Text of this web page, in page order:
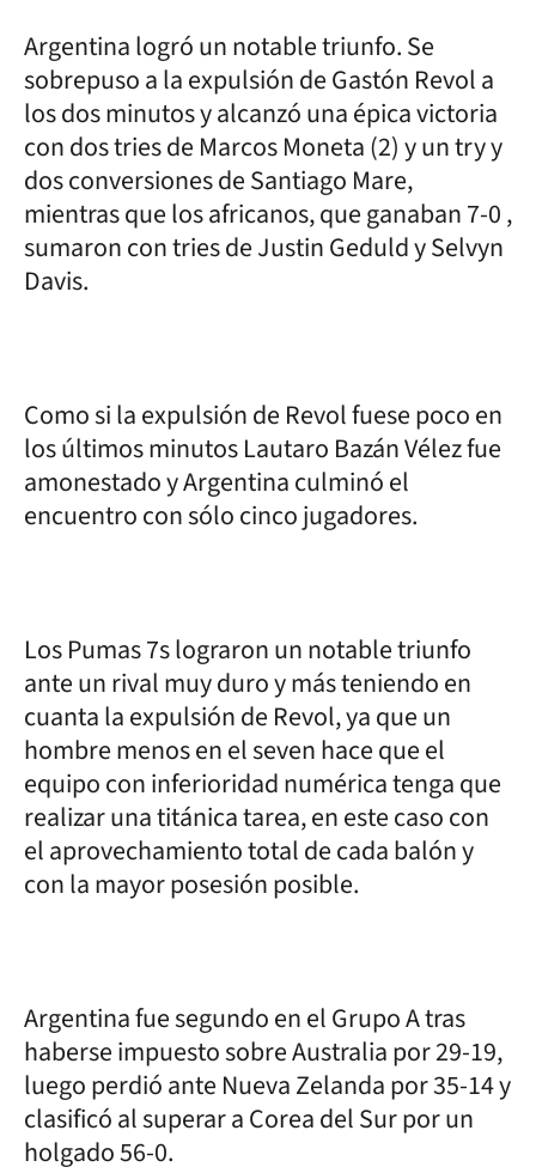
Argentina logró un notable triunfo. Se
sobrepuso a la expulsión de Gastón Revol a
los dos minutos y alcanzó una épica victoria
con dos tries de Marcos Moneta (2) y un try y
dos conversiones de Santiago Mare,
mientras que los africanos, que ganaban 7-0 ,
sumaron con tries de Justin Geduld y Selvyn
Davis.
Como si la expulsión de Revol fuese poco en
los últimos minutos Lautaro Bazán Vélez fue
amonestado y Argentina culminó el
encuentro con sólo cinco jugadores.
Los Pumas 7s lograron un notable triunfo
ante un rival muy duro y más teniendo en
cuanta la expulsión de Revol, ya que un
hombre menos en el seven hace que el
equipo con inferioridad numérica tenga que
realizar una titánica tarea, en este caso con
el aprovechamiento total de cada balón y
con la mayor posesión posible.
Argentina fue segundo en el Grupo A tras
haberse impuesto sobre Australia por 29-19,
luego perdió ante Nueva Zelanda por 35-14 y
clasificó al superar a Corea del Sur por un
holgado 56-0.